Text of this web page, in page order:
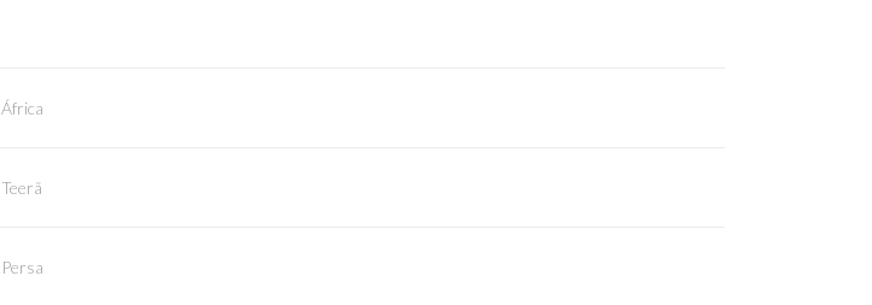
África
Teerã
Persa